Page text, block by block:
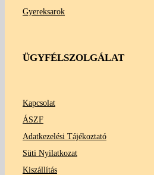
Gyereksarok
ÜGYFÉLSZOLGÁLAT
Kapcsolat
ÁSZF
Adatkezelési Tájékoztató
Süti Nyilatkozat
Kiszállítás